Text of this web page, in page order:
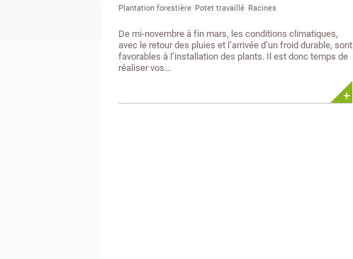
Plantation forestière Potet travaillé Racines
De mi-novembre à fin mars, les conditions climatiques,
avec le retour des pluies et l’arrivée d’un froid durable, sont
favorables à l’installation des plants. Il est donc temps de
réaliser vos...
+